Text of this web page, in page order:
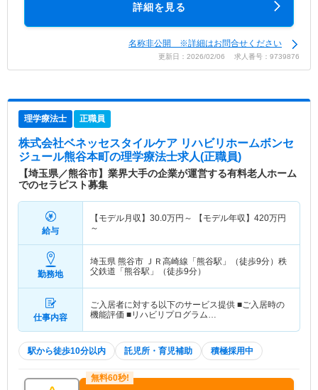
詳細を見る
名称非公開 ※詳細はお問合せください
更新日：2026/02/06 求人番号：9739876
理学療法士 正職員
株式会社ベネッセスタイルケア リハビリホームボンセ
ジュール熊谷本町の理学療法士求人(正職員)
【埼玉県／熊谷市】業界大手の企業が運営する有料老人ホーム
でのセラピスト募集
給与
【モデル月収】 30.0万円～ 【モデル年収】 420万円
～
勤務地
埼玉県 熊谷市 ＪＲ高崎線「熊谷駅」（徒歩9分）秩
父鉄道「熊谷駅」（徒歩9分）
仕事内容
ご入居者に対する以下のサービス提供 ■ご入居時の
機能評価 ■リハビリプログラム…
駅から徒歩10分以内 託児所・育児補助 積極採用中